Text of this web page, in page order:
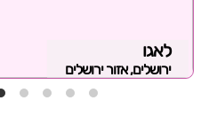
לאגו
ירושלים, אזור ירושלים